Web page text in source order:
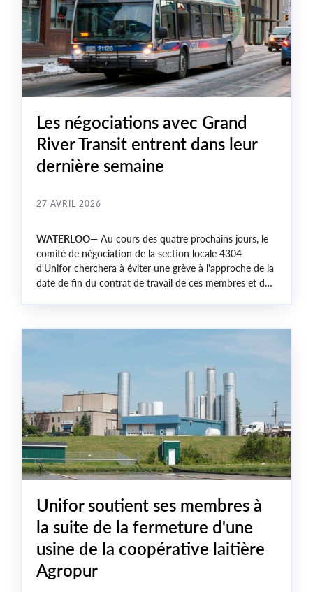
Les négociations avec Grand
River Transit entrent dans leur
dernière semaine
27 AVRIL 2026
WATERLOO— Au cours des quatre prochains jours, le
comité de négociation de la section locale 4304
d'Unifor cherchera à éviter une grève à l'approche de la
date de fin du contrat de travail de ces membres et de
Unifor soutient ses membres à
la suite de la fermeture d'une
usine de la coopérative laitière
Agropur